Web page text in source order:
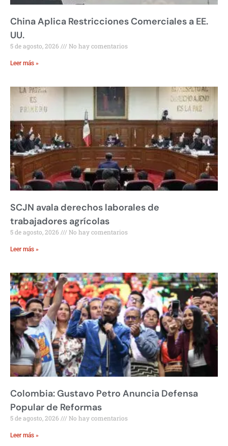
China Aplica Restricciones Comerciales a EE.
UU.
5 de agosto, 2026 No hay comentarios
Leer más »
SCJN avala derechos laborales de
trabajadores agrícolas
5 de agosto, 2026 No hay comentarios
Leer más »
Colombia: Gustavo Petro Anuncia Defensa
Popular de Reformas
5 de agosto, 2026 No hay comentarios
Leer más »